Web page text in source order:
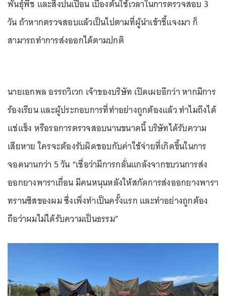
พันธุ์พืช และสิ่งปนเปื้อน เบื้องต้นใช้เวลาในการตรวจสอบ 3
วัน ถ้าหากตรวจสอบแล้วเป็นไปตามที่ผู้นำเข้าชี้แจงมา ก็
สามารถทำการส่งออกได้ตามปกติ
นายเอกพล อรรถวิเวก เจ้าของบริษัท เปิดเผยอีกว่า หากมีการ
ร้องเรียน และผู้ประกอบการที่ทำอย่างถูกต้องแล้ว ทำไมถึงได้
แช่แข็ง หรือรอการตรวจสอบนานขนาดนี้ บริษัทได้รับความ
เสียหาย ใครจะต้องรับผิดชอบกับค่าใช้จ่ายที่เกิดขึ้นในการ
จอดนานกว่า 5 วัน “เชื่อว่ามีการกลั่นแกล้งจากขบวนการส่ง
ออกยางพาราเถื่อน มีคนหนุนหลังให้สกัดการส่งออกยางพารา
ทรานซิสของผม ซึ่งเพิ่งทำเป็นครั้งแรก และทำอย่างถูกต้อง
ถือว่าผมไม่ได้รับความเป็นธรรม”